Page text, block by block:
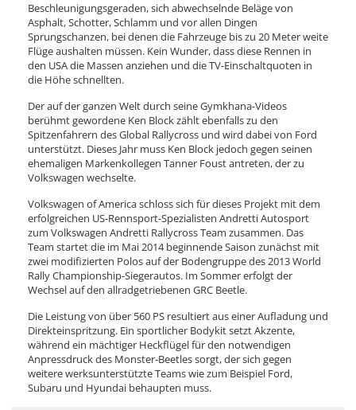
Beschleunigungsgeraden, sich abwechselnde Beläge von
Asphalt, Schotter, Schlamm und vor allen Dingen
Sprungschanzen, bei denen die Fahrzeuge bis zu 20 Meter weite
Flüge aushalten müssen. Kein Wunder, dass diese Rennen in
den USA die Massen anziehen und die TV-Einschaltquoten in
die Höhe schnellten.
Der auf der ganzen Welt durch seine Gymkhana-Videos
berühmt gewordene Ken Block zählt ebenfalls zu den
Spitzenfahrern des Global Rallycross und wird dabei von Ford
unterstützt. Dieses Jahr muss Ken Block jedoch gegen seinen
ehemaligen Markenkollegen Tanner Foust antreten, der zu
Volkswagen wechselte.
Volkswagen of America schloss sich für dieses Projekt mit dem
erfolgreichen US-Rennsport-Spezialisten Andretti Autosport
zum Volkswagen Andretti Rallycross Team zusammen. Das
Team startet die im Mai 2014 beginnende Saison zunächst mit
zwei modifizierten Polos auf der Bodengruppe des 2013 World
Rally Championship-Siegerautos. Im Sommer erfolgt der
Wechsel auf den allradgetriebenen GRC Beetle.
Die Leistung von über 560 PS resultiert aus einer Aufladung und
Direkteinspritzung. Ein sportlicher Bodykit setzt Akzente,
während ein mächtiger Heckflügel für den notwendigen
Anpressdruck des Monster-Beetles sorgt, der sich gegen
weitere werksunterstützte Teams wie zum Beispiel Ford,
Subaru und Hyundai behaupten muss.